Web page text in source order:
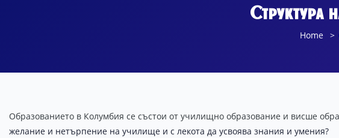
Структура
Home
Образованието в Колумбия се състои от училищно образование и висше
желание и нетърпение на училище и с лекота да усвоява знания и умения?